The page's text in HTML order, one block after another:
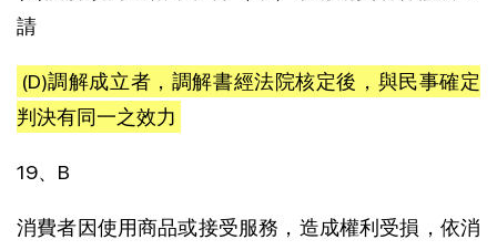
請
(D)調解成立者，調解書經法院核定後，與民事確定
判決有同一之效力
19、B
消費者因使用商品或接受服務，造成權利受損，依消